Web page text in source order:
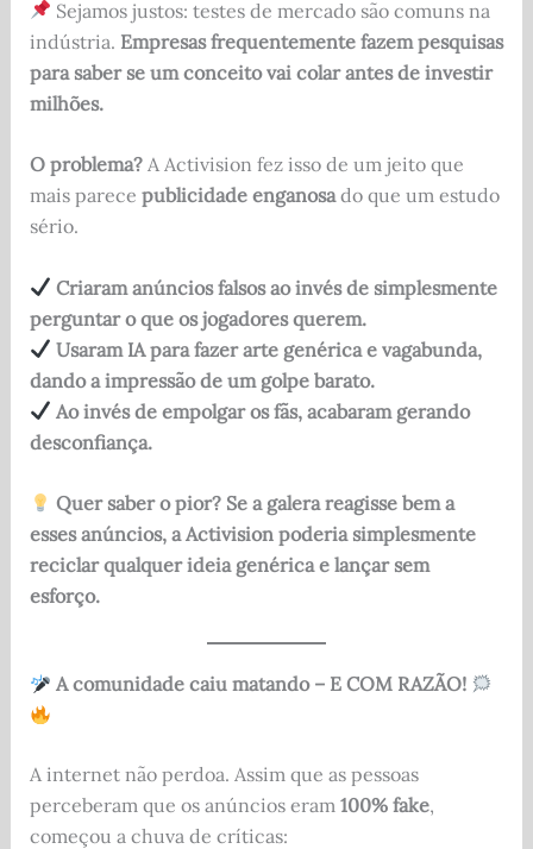
Sejamos justos: testes de mercado são comuns na
indústria. Empresas frequentemente fazem pesquisas
para saber se um conceito vai colar antes de investir
milhões.
O problema?A Activision fez isso de um jeito que
mais parece publicidade enganosado que um estudo
sério.
Criaram anúncios falsos ao invés de simplesmente
perguntar o que os jogadores querem.
Usaram IA para fazer arte genérica e vagabunda,
dando a impressão de um golpe barato.
Ao invés de empolgar os fãs, acabaram gerando
desconfiança.
Quer saber o pior? Se a galera reagisse bem a
esses anúncios, a Activision poderia simplesmente
reciclar qualquer ideia genérica e lançar sem
esforço.
A comunidade caiu matando – E COM RAZÃO!
A internet não perdoa. Assim que as pessoas
perceberam que os anúncios eram 100% fake,
começou a chuva de críticas: